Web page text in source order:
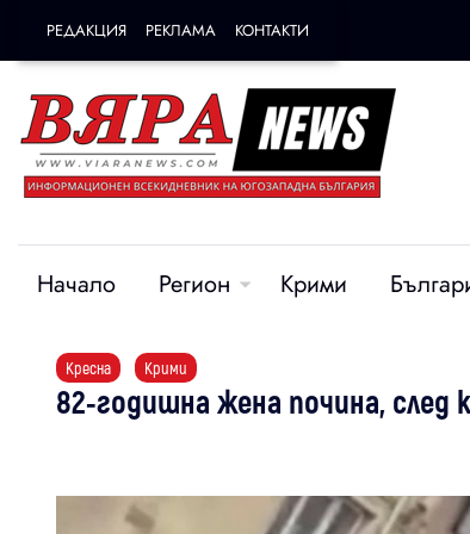
РЕДАКЦИЯ РЕКЛАМА КОНТАКТИ
Начало Регион Крими
Кресна Крими
82-годишна жена почина, след